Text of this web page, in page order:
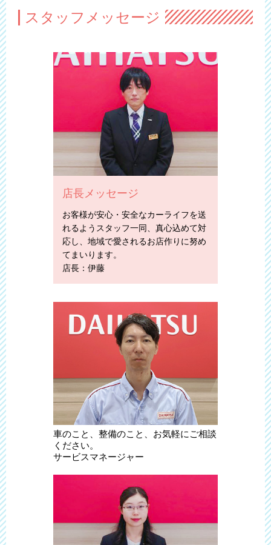
スタッフメッセージ
店長メッセージ
お客様が安心・安全なカーライフを送
れるようスタッフ一同、真心込めて対
応し、地域で愛されるお店作りに努め
てまいります。
店長：伊藤
車のこと、整備のこと、お気軽にご相談
ください。
サービスマネージャー